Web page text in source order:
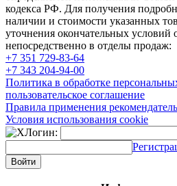
кодекса РФ. Для получения
наличии и стоимости указанных
уточнения окончательных условий
непосредственно в отделы продаж:
+7 351 729-83-64
+7 343 204-94-00
Политика в обработке
пользовательское соглашение
Правила применения
Условия использования cookie
Логин: